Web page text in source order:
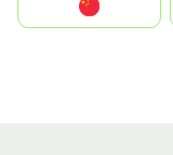
中國香港特別行政區